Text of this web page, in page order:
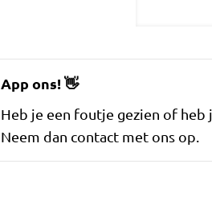
App ons!👋
Heb je een foutje gezien of
Neem dan contact met ons op.